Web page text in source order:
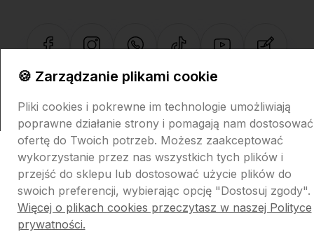
Sklep internetowy Shoper.pl
GrowCommerce
🍪 Zarządzanie plikami cookie
Pliki cookies i pokrewne im technologie umożliwiają
poprawne działanie strony i pomagają nam dostosować
ofertę do Twoich potrzeb. Możesz zaakceptować
wykorzystanie przez nas wszystkich tych plików i
przejść do sklepu lub dostosować użycie plików do
swoich preferencji, wybierając opcję "Dostosuj zgody".
Więcej o plikach cookies przeczytasz w naszej Polityce
prywatności.